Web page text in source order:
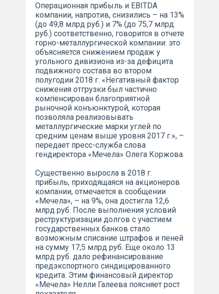
Операционная прибыль и EBITDA
компании, напротив, снизились – на 13%
(до 49,8 млрд руб.) и 7% (до 75,7 млрд
руб.) соответственно, говорится в отчете
горно-металлургической компании: это
объясняется снижением продаж у
угольного дивизиона из-за дефицита
подвижного состава во втором
полугодии 2018 г. «Негативный фактор
снижения отгрузки был частично
компенсирован благоприятной
рыночной конъюнктурой, которая
позволяла реализовывать
металлургические марки углей по
средним ценам выше уровня 2017 г.», –
передает пресс-служба слова
гендиректора «Мечела» Олега Коржова.
Существенно выросла в 2018 г.
прибыль, приходящаяся на акционеров
компании, отмечается в сообщении
«Мечела», – на 9%, она достигла 12,6
млрд руб. После выполнения условий
реструктуризации долгов с участием
государственных банков стало
возможным списание штрафов и пеней
на сумму 17,5 млрд руб. Еще около 13
млрд руб. дало рефинансирование
предэкспортного синдицированного
кредита. Этим финансовый директор
«Мечела» Нелли Галеева поясняет рост